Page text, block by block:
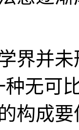
并未
种无可
构成